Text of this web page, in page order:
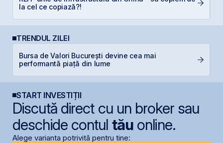
la cel ce copiază?!
TRENDUL ZILEI
Bursa de Valori București devine cea mai
performantă piață din lume
START INVESTIȚII
Discută direct cu un broker sau
deschide contul tăuonline.
Alege varianta potrivită pentru tine: